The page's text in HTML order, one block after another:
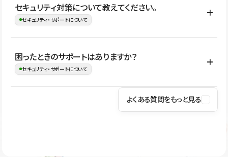
はい。CMSやコンポーネントを活用して更新範囲を設計しておく
ことで、デザインを崩しにくい状態で運用できます。 さらにコン
ながらレイアウトに影響を与えずに更新作業を進めやすくなりま
す。
セキュリティ対策について教えてください。
セキュリティ・サポートについて
Studioでは、公開サイトやサービスを安全に利用できるよう、通信
の暗号化、データ保護、アクセス管理、脆弱性対策など、複数の観
はSSL/TLSによる通信暗号化に対応しており、悪質なスクリプトの
困ったときのサポートはありますか？
セキュリティ・サポートについて
操作方法や機能については、ヘルプセンターでご確認いただけま
よくある質問をもっと見る